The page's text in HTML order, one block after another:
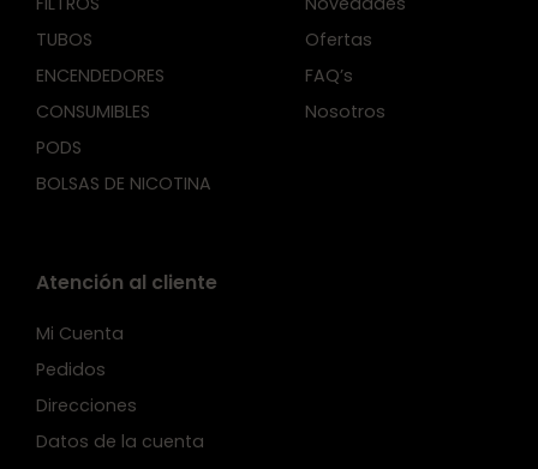
TUBOS
ENCENDEDORES
CONSUMIBLES
PODS
BOLSAS DE NICOTINA
Ofertas
FAQ’s
Nosotros
Atención al cliente
Mi Cuenta
Pedidos
Direcciones
Datos de la cuenta